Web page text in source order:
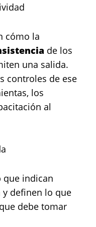
cómo la
de los
una salida.
controles de ese
los
al
que indican
y definen lo que
debe tomar